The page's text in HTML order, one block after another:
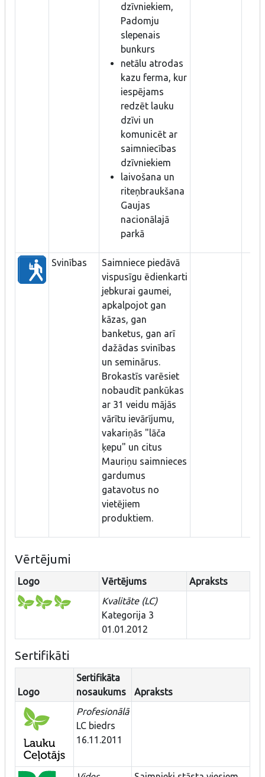
dzīvniekiem,
Padomju
slepenais
bunkurs
netālu atrodas
kazu ferma, kur
iespējams
redzēt lauku
dzīvi un
komunicēt ar
saimniecības
dzīvniekiem
laivošana un
riteņbraukšana
Gaujas
nacionālajā
parkā
Svinības
Saimniece piedāvā
vispusīgu ēdienkarti
jebkurai gaumei,
apkalpojot gan
kāzas, gan
banketus, gan arī
dažādas svinības
un seminārus.
Brokastīs varēsiet
nobaudīt pankūkas
ar 31 veidu mājās
vārītu ievārījumu,
vakariņās "lāča
ķepu" un citus
Mauriņu saimnieces
gardumus
gatavotus no
vietējiem
produktiem.
Vērtējumi
Logo Vērtējums
Apraksts
Kvalitāte (LC)
Kategorija 3
01.01.2012
Sertifikāti
Logo
Sertifikāta
nosaukums
Apraksts
Profesionālā
LC biedrs
16.11.2011